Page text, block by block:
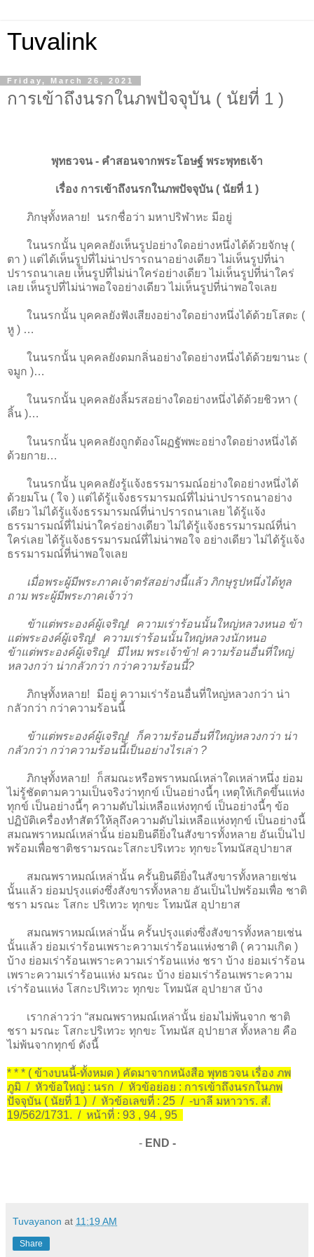
Tuvalink
Friday, March 26, 2021
การเข้าถึงนรกในภพปัจจุบัน ( นัยที่ 1 )
พุทธวจน - คําสอนจากพระโอษฐ์ พระพุทธเจ้า
เรื่อง การเข้าถึงนรกในภพปัจจุบัน ( นัยที่ 1 )
ภิกษุทั้งหลาย! นรกชื่อว่า มหาปริฬาหะ มีอยู่
ในนรกนั้น บุคคลยังเห็นรูปอย่างใดอย่างหนึ่งได้ด้วยจักษุ (
ตา ) แต่ได้เห็นรูปที่ไม่น่าปรารถนาอย่างเดียว ไม่เห็นรูปที่น่า
ปรารถนาเลย เห็นรูปที่ไม่น่าใคร่อย่างเดียว ไม่เห็นรูปที่น่าใคร่
เลย เห็นรูปที่ไม่น่าพอใจอย่างเดียว ไม่เห็นรูปที่น่าพอใจเลย
ในนรกนั้น บุคคลยังฟังเสียงอย่างใดอย่างหนึ่งได้ด้วยโสตะ (
หู ) …
ในนรกนั้น บุคคลยังดมกลิ่นอย่างใดอย่างหนึ่งได้ด้วยฆานะ (
จมูก )…
ในนรกนั้น บุคคลยังลิ้มรสอย่างใดอย่างหนึ่งได้ด้วยชิวหา (
ลิ้น )…
ในนรกนั้น บุคคลยังถูกต้องโผฏฐัพพะอย่างใดอย่างหนึ่งได้
ด้วยกาย…
ในนรกนั้น บุคคลยังรู้แจ้งธรรมารมณ์อย่างใดอย่างหนึ่งได้
ด้วยมโน ( ใจ ) แต่ได้รู้แจ้งธรรมารมณ์ที่ไม่น่าปรารถนาอย่าง
เดียว ไม่ได้รู้แจ้งธรรมารมณ์ที่น่าปรารถนาเลย ได้รู้แจ้ง
ธรรมารมณ์ที่ไม่น่าใคร่อย่างเดียว ไม่ได้รู้แจ้งธรรมารมณ์ที่น่า
ใคร่เลย ได้รู้แจ้งธรรมารมณ์ที่ไม่น่าพอใจ อย่างเดียว ไม่ได้รู้แจ้ง
ธรรมารมณ์ที่น่าพอใจเลย
เมื่อพระผู้มีพระภาคเจ้าตรัสอย่างนี้แล้ว ภิกษุรูปหนึ่งได้ทูล
ถาม พระผู้มีพระภาคเจ้าว่า
ข้าแต่พระองค์ผู้เจริญ! ความเร่าร้อนนั้นใหญ่หลวงหนอ ข้า
แต่พระองค์ผู้เจริญ! ความเร่าร้อนนั้นใหญ่หลวงนักหนอ
ข้าแต่พระองค์ผู้เจริญ! มีไหม พระเจ้าข้า! ความร้อนอื่นที่ใหญ่
หลวงกว่า น่ากลัวกว่า กว่าความร้อนนี้?
ภิกษุทั้งหลาย! มีอยู่ ความเร่าร้อนอื่นที่ใหญ่หลวงกว่า น่า
กลัวกว่า กว่าความร้อนนี้
ข้าแต่พระองค์ผู้เจริญ! ก็ความร้อนอื่นที่ใหญ่หลวงกว่า น่า
กลัวกว่า กว่าความร้อนนี้เป็นอย่างไรเล่า ?
ภิกษุทั้งหลาย! ก็สมณะหรือพราหมณ์เหล่าใดเหล่าหนึ่ง ย่อม
ไม่รู้ชัดตามความเป็นจริงว่าทุกข์ เป็นอย่างนี้ๆ เหตุให้เกิดขึ้นแห่ง
ทุกข์ เป็นอย่างนี้ๆ ความดับไม่เหลือแห่งทุกข์ เป็นอย่างนี้ๆ ข้อ
ปฏิบัติเครื่องทำสัตว์ให้ลุถึงความดับไม่เหลือแห่งทุกข์ เป็นอย่างนี้
สมณพราหมณ์เหล่านั้น ย่อมยินดียิ่งในสังขารทั้งหลาย อันเป็นไป
พร้อมเพื่อชาติชรามรณะโสกะปริเทวะ ทุกขะโทมนัสอุปายาส
สมณพราหมณ์เหล่านั้น ครั้นยินดียิ่งในสังขารทั้งหลายเช่น
นั้นแล้ว ย่อมปรุงแต่งซึ่งสังขารทั้งหลาย อันเป็นไปพร้อมเพื่อ ชาติ
ชรา มรณะ โสกะ ปริเทวะ ทุกขะ โทมนัส อุปายาส
สมณพราหมณ์เหล่านั้น ครั้นปรุงแต่งซึ่งสังขารทั้งหลายเช่น
นั้นแล้ว ย่อมเร่าร้อนเพราะความเร่าร้อนแห่งชาติ ( ความเกิด )
บ้าง ย่อมเร่าร้อนเพราะความเร่าร้อนแห่ง ชรา บ้าง ย่อมเร่าร้อน
เพราะความเร่าร้อนแห่ง มรณะ บ้าง ย่อมเร่าร้อนเพราะความ
เร่าร้อนแห่ง โสกะปริเทวะ ทุกขะ โทมนัส อุปายาส บ้าง
เรากล่าวว่า “สมณพราหมณ์เหล่านั้น ย่อมไม่พ้นจาก ชาติ
ชรา มรณะ โสกะปริเทวะ ทุกขะ โทมนัส อุปายาส ทั้งหลาย คือ
ไม่พ้นจากทุกข์ ดังนี้
* * * ( ข้างบนนี้-ทั้งหมด ) คัดมาจากหนังสือ พุทธวจน เรื่อง ภพ
ภูมิ / หัวข้อใหญ่ : นรก / หัวข้อย่อย : การเข้าถึงนรกในภพ
ปัจจุบัน ( นัยที่ 1 ) / หัวข้อเลขที่ : 25 / -บาลี มหาวาร. สํ.
19/562/1731. / หน้าที่ : 93 , 94 , 95
-END -
Tuvayanon at 11:19 AM
Share